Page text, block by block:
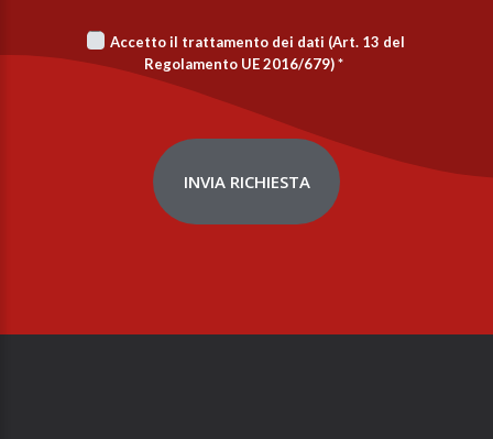
Accetto il trattamento dei dati (Art. 13 del
Regolamento UE 2016/679)*
INVIA RICHIESTA